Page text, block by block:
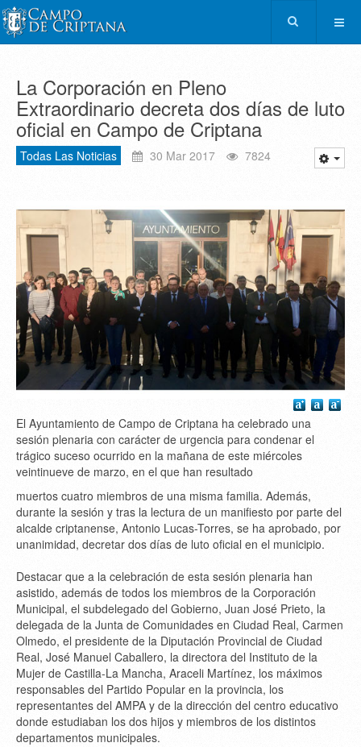
La Corporación en Pleno
Extraordinario decreta dos días de luto
oficial en Campo de Criptana
Todas Las Noticias 30 Mar 2017 7824
El Ayuntamiento de Campo de Criptana ha celebrado una
sesión plenaria con carácter de urgencia para condenar el
trágico suceso ocurrido en la mañana de este miércoles
veintinueve de marzo, en el que han resultado
muertos cuatro miembros de una misma familia. Además,
durante la sesión y tras la lectura de un manifiesto por parte del
alcalde criptanense, Antonio Lucas-Torres, se ha aprobado, por
unanimidad, decretar dos días de luto oficial en el municipio.
Destacar que a la celebración de esta sesión plenaria han
asistido, además de todos los miembros de la Corporación
Municipal, el subdelegado del Gobierno, Juan José Prieto, la
delegada de la Junta de Comunidades en Ciudad Real, Carmen
Olmedo, el presidente de la Diputación Provincial de Ciudad
Real, José Manuel Caballero, la directora del Instituto de la
Mujer de Castilla-La Mancha, Araceli Martínez, los máximos
responsables del Partido Popular en la provincia, los
representantes del AMPA y de la dirección del centro educativo
donde estudiaban los dos hijos y miembros de los distintos
departamentos municipales.